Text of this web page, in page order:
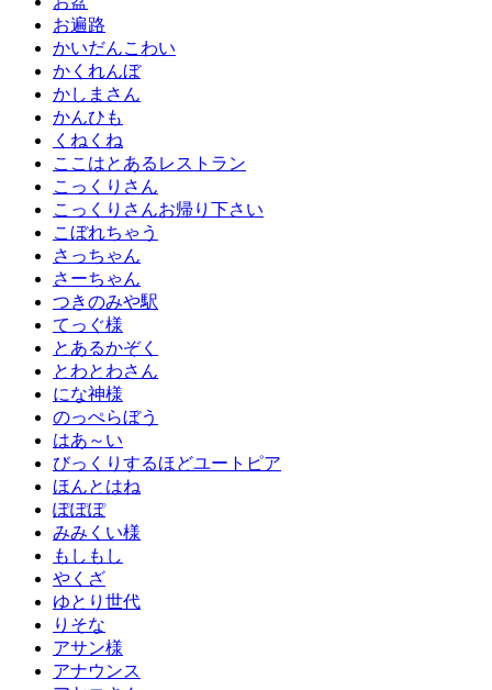
お遍路
かいだんこわい
かくれんぼ
かしまさん
かんひも
くねくね
ここはとあるレストラン
こっくりさん
こっくりさんお帰り下さい
こぼれちゃう
さっちゃん
さーちゃん
つきのみや駅
てっぐ様
とあるかぞく
とわとわさん
にな神様
のっぺらぼう
はあ～い
びっくりするほどユートピア
ほんとはね
ぽぽぽ
みみくい様
もしもし
やくざ
ゆとり世代
りそな
アサン様
アナウンス